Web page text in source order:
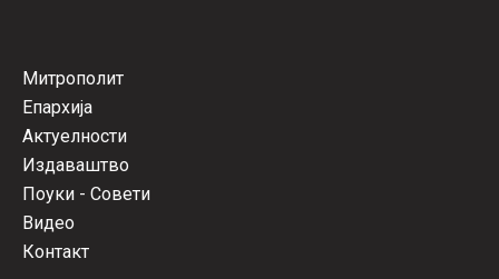
Митрополит
Епархија
Актуелности
Издаваштво
Поуки - Совети
Видео
Контакт